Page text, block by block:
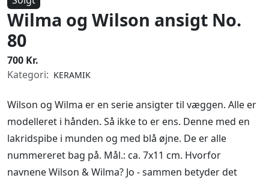
Wilma og Wilson ansigt No.
80
700 Kr.
Kategori: KERAMIK
Wilson og Wilma er en serie ansigter til væggen. Alle er
modelleret i hånden. Så ikke to er ens. Denne med en
lakridspibe i munden og med blå øjne. De er alle
nummereret bag på. Mål.: ca. 7x11 cm. Hvorfor
navnene Wilson & Wilma? Jo - sammen betyder det